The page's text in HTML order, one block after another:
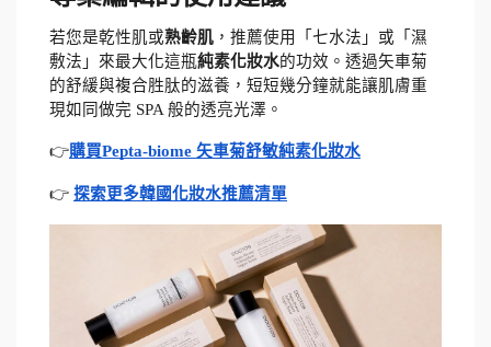
若您是乾性肌或熟齡肌 ，推薦使用「七水法」或「濕
敷法」來最大化這瓶純素化妝水的功效。透過矢車菊
的舒緩與複合胜肽的滋養，短短幾分鐘就能讓肌膚重
現如同做完 SPA 般的透亮光澤。
👉購買Pepta-biome 矢車菊舒敏純素化妝水
👉 探索更多韓國化妝水推薦清單